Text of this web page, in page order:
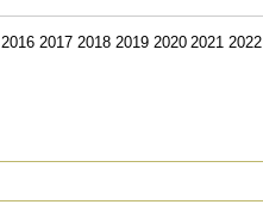
2016 2017 2018 2019 2020 2021 2022